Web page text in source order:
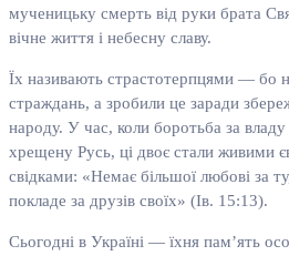
мученицьку смерть від руки брата
вічне життя і небесну славу.
Їх називають страстотерпцями — бо
страждань, а зробили це заради
народу. У час, коли боротьба за
хрещену Русь, ці двоє стали живими
свідками: «Немає більшої любові за
покладе за друзів своїх» (Ів. 15:13).
Сьогодні в Україні — їхня пам’ять